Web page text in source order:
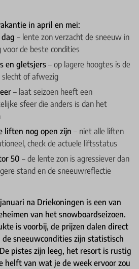
in april en mei:
– lente zon verzacht de sneeuw in
de beste condities
en gletsjers – op lagere hoogtes is de
of afwezig
– laat seizoen heeft een
sfeer die anders is dan het
liften nog open zijn – niet alle liften
check de actuele liftsstatus
50 – de lente zon is agressiever dan
stand en de sneeuwreflectie
na Driekoningen is een van
van het snowboardseizoen.
is voorbij, de prijzen dalen direct
de sneeuwcondities zijn statistisch
pistes zijn leeg, het resort is rustig
helft van wat je de week ervoor zou